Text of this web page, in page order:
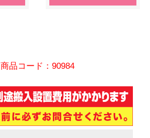
商品コード：90984